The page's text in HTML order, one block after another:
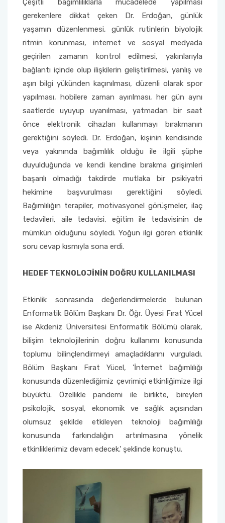
Çeşitli bağımlılıklarla mücadelede yapılması
gerekenlere dikkat çeken Dr. Erdoğan, günlük
yaşamın düzenlenmesi, günlük rutinlerin biyolojik
ritmin korunması, internet ve sosyal medyada
geçirilen zamanın kontrol edilmesi, yakınlarıyla
bağlantı içinde olup ilişkilerin geliştirilmesi, yanlış ve
aşırı bilgi yükünden kaçınılması, düzenli olarak spor
yapılması, hobilere zaman ayırılması, her gün aynı
saatlerde uyuyup uyanılması, yatmadan bir saat
önce elektronik cihazları kullanmayı bırakmanın
gerektiğini söyledi. Dr. Erdoğan, kişinin kendisinde
veya yakınında bağımlılık olduğu ile ilgili şüphe
duyulduğunda ve kendi kendine bırakma girişimleri
başarılı olmadığı takdirde mutlaka bir psikiyatri
hekimine başvurulması gerektiğini söyledi.
Bağımlılığın terapiler, motivasyonel görüşmeler, ilaç
tedavileri, aile tedavisi, eğitim ile tedavisinin de
mümkün olduğunu söyledi. Yoğun ilgi gören etkinlik
soru cevap kısmıyla sona erdi.
HEDEF TEKNOLOJİNİN DOĞRU KULLANILMASI
Etkinlik sonrasında değerlendirmelerde bulunan
Enformatik Bölüm Başkanı Dr. Öğr. Üyesi Fırat Yücel
ise Akdeniz Üniversitesi Enformatik Bölümü olarak,
bilişim teknolojilerinin doğru kullanımı konusunda
toplumu bilinçlendirmeyi amaçladıklarını vurguladı.
Bölüm Başkanı Fırat Yücel, 'İnternet bağımlılığı
konusunda düzenlediğimiz çevrimiçi etkinliğimize ilgi
büyüktü. Özellikle pandemi ile birlikte, bireyleri
psikolojik, sosyal, ekonomik ve sağlık açısından
olumsuz şekilde etkileyen teknoloji bağımlılığı
konusunda farkındalığın artırılmasına yönelik
etkinliklerimiz devam edecek.' şeklinde konuştu.